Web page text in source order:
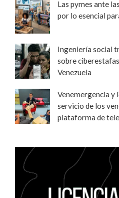
Las pymes ante
por lo esencial
Ingeniería social
sobre
Venezuela
Venemergencia y
servicio de los
plataforma de